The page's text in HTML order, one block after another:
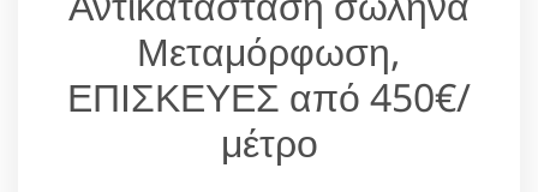
Μεταμόρφωση,
ΕΠΙΣΚΕΥΕΣ από 450€/
μέτρο